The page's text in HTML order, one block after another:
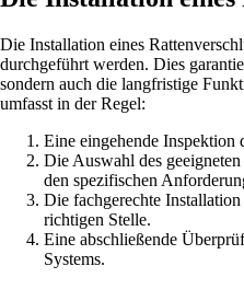
Die Installation eines
durchgeführt werden. Dies
sondern auch die langfristige
umfasst in der Regel:
Eine eingehende Inspektion
Die Auswahl des
den spezifischen
Die fachgerechte Installation
richtigen Stelle.
Eine abschließende
Systems.